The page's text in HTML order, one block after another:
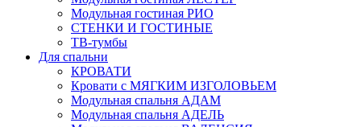
Модульная гостиная РИО
СТЕНКИ И ГОСТИНЫЕ
ТВ-тумбы
Для спальни
КРОВАТИ
Кровати с МЯГКИМ ИЗГОЛОВЬЕМ
Модульная спальня АДАМ
Модульная спальня АДЕЛЬ